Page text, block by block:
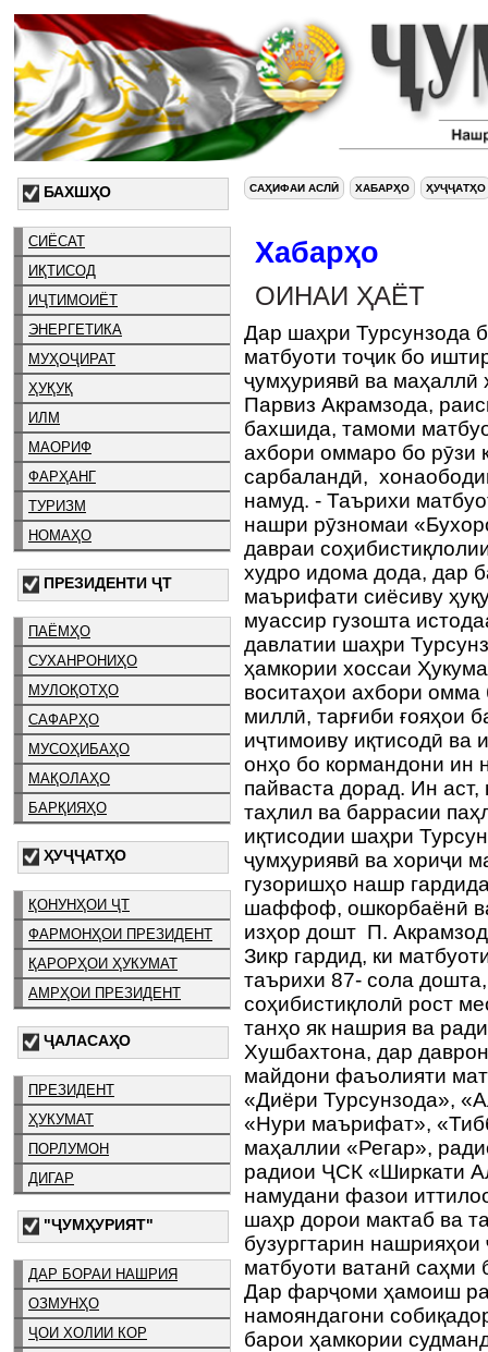
БАХШҲО
СИЁСАТ
ИҚТИСОД
ИҶТИМОИЁТ
ЭНЕРГЕТИКА
МУҲОҶИРАТ
ҲУҚУҚ
ИЛМ
МАОРИФ
ФАРҲАНГ
ТУРИЗМ
НОМАҲО
ПРЕЗИДЕНТИ ҶТ
ПАЁМҲО
СУХАНРОНИҲО
МУЛОҚОТҲО
САФАРҲО
МУСОҲИБАҲО
МАҚОЛАҲО
БАРҚИЯҲО
ҲУҶҶАТҲО
ҚОНУНҲОИ ҶТ
ФАРМОНҲОИ ПРЕЗИДЕНТ
ҚАРОРҲОИ ҲУКУМАТ
АМРҲОИ ПРЕЗИДЕНТ
ҶАЛАСАҲО
ПРЕЗИДЕНТ
ҲУКУМАТ
ПОРЛУМОН
ДИГАР
"ҶУМҲУРИЯТ"
ДАР БОРАИ НАШРИЯ
ОЗМУНҲО
ҶОИ ХОЛИИ КОР
САҲИФАИ АСЛӢ ХАБАРҲО ҲУҶҶАТҲО
Хабарҳо
ОИНАИ ҲАЁТ
Дар шаҳри Турсунзода
матбуоти тоҷик бо
ҷумҳуриявӣ ва
Парвиз Акрамзода,
бахшида, тамоми
ахбори оммаро бо рӯзи
сарбаландӣ,
намуд. - Таърихи
нашри рӯзномаи
давраи
худро идома дода, дар
маърифати сиёсиву
муассир гузошта
давлатии шаҳри
ҳамкории хоссаи
воситаҳои ахбори
миллӣ, тарғиби ғояҳои
иҷтимоиву иқтисодӣ
онҳо бо кормандони ин
пайваста дорад. Ин
таҳлил ва баррасии
иқтисодии шаҳри
ҷумҳуриявӣ ва хориҷи
гузоришҳо нашр
шаффоф, ошкорбаёнӣ
изҳор дошт П.
Зикр гардид, ки
таърихи 87- сола
соҳибистиқлолӣ рост
танҳо як нашрия ва
Хушбахтона, дар
майдони фаъолияти
«Диёри Турсунзода»,
«Нури маърифат»,
маҳаллии «Регар»,
радиои ҶСК «Ширкати
намудани фазои
шаҳр дорои мактаб ва
бузургтарин
матбуоти ватанӣ саҳми
Дар фарҷоми ҳамоиш
намояндагони
барои ҳамкории